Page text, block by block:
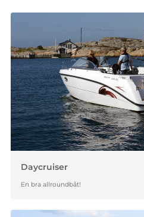
Daycruiser
En bra allroundbåt!